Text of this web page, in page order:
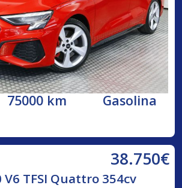
75000 km Gasolina
38.750€
V6 TFSI Quattro 354cv